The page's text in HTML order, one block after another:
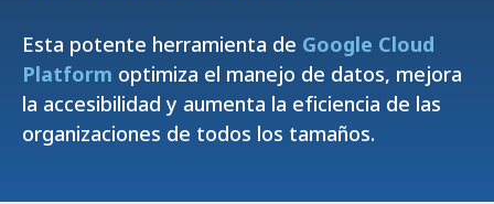
Esta potente herramienta de Google Cloud
Platform optimiza el manejo de datos, mejora
la accesibilidad y aumenta la eficiencia de las
organizaciones de todos los tamaños.